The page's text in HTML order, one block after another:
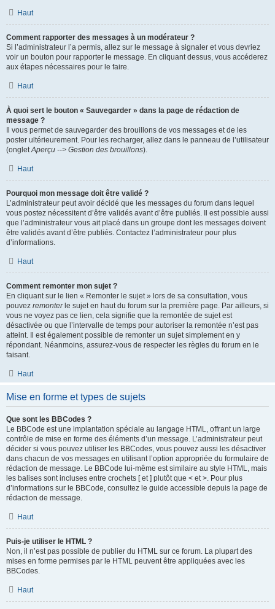
Haut
Comment rapporter des messages à un modérateur ?
Si l’administrateur l’a permis, allez sur le message à signaler et vous devriez
voir un bouton pour rapporter le message. En cliquant dessus, vous accéderez
aux étapes nécessaires pour le faire.
Haut
À quoi sert le bouton « Sauvegarder » dans la page de rédaction de
message ?
Il vous permet de sauvegarder des brouillons de vos messages et de les
poster ultérieurement. Pour les recharger, allez dans le panneau de l’utilisateur
(ongletAperçu --> Gestion des brouillons).
Haut
Pourquoi mon message doit être validé ?
L’administrateur peut avoir décidé que les messages du forum dans lequel
vous postez nécessitent d’être validés avant d’être publiés. Il est possible aussi
que l’administrateur vous ait placé dans un groupe dont les messages doivent
être validés avant d’être publiés. Contactez l’administrateur pour plus
d’informations.
Haut
Comment remonter mon sujet ?
En cliquant sur le lien « Remonter le sujet » lors de sa consultation, vous
pouvez remonterle sujet en haut du forum sur la première page. Par ailleurs, si
vous ne voyez pas ce lien, cela signifie que la remontée de sujet est
désactivée ou que l’intervalle de temps pour autoriser la remontée n’est pas
atteint. Il est également possible de remonter un sujet simplement en y
répondant. Néanmoins, assurez-vous de respecter les règles du forum en le
faisant.
Haut
Mise en forme et types de sujets
Que sont les BBCodes ?
Le BBCode est une implantation spéciale au langage HTML, offrant un large
contrôle de mise en forme des éléments d’un message. L’administrateur peut
décider si vous pouvez utiliser les BBCodes, vous pouvez aussi les désactiver
dans chacun de vos messages en utilisant l’option appropriée du formulaire de
rédaction de message. Le BBCode lui-même est similaire au style HTML, mais
les balises sont incluses entre crochets [ et ] plutôt que < et >. Pour plus
d’informations sur le BBCode, consultez le guide accessible depuis la page de
rédaction de message.
Haut
Puis-je utiliser le HTML ?
Non, il n’est pas possible de publier du HTML sur ce forum. La plupart des
mises en forme permises par le HTML peuvent être appliquées avec les
BBCodes.
Haut